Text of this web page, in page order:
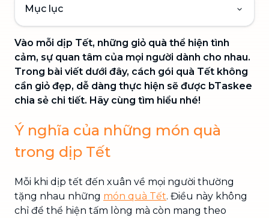
Mục lục
Vào mỗi dịp Tết, những giỏ quà thể hiện tình
cảm, sự quan tâm của mọi người dành cho nhau.
Trong bài viết dưới đây, cách gói quà Tết không
cần giỏ đẹp, dễ dàng thực hiện sẽ được bTaskee
chia sẻ chi tiết. Hãy cùng tìm hiểu nhé!
Ý nghĩa của những món quà
trong dịp Tết
Mỗi khi dịp tết đến xuân về mọi người thường
tặng nhau những món quà Tết. Điều này không
chỉ để thể hiện tấm lòng mà còn mang theo